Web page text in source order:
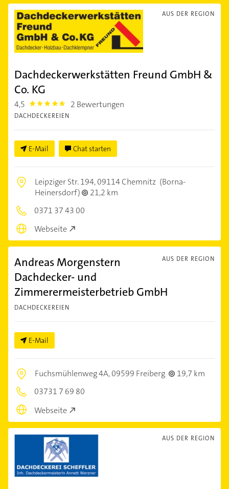
AUS DER REGION
Dachdeckerwerkstätten Freund GmbH &
Co. KG
4,5 4.5 2 Bewertungen
DACHDECKEREIEN
E-Mail Chat starten
Leipziger Str. 194,09114 Chemnitz (Borna-
Heinersdorf)
21,2 km
0371 37 43 00
Webseite
AUS DER REGION
Andreas Morgenstern
Dachdecker- und
Zimmerermeisterbetrieb GmbH
DACHDECKEREIEN
E-Mail
Fuchsmühlenweg 4A,09599 Freiberg
19,7 km
03731 7 69 80
Webseite
AUS DER REGION